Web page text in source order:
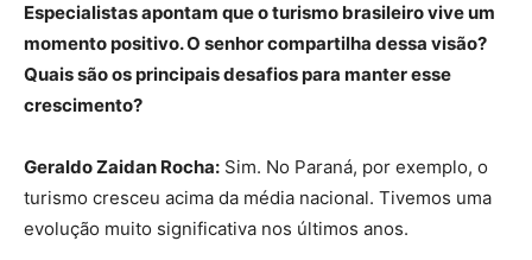
Especialistas apontam que o turismo brasileiro vive um
momento positivo. O senhor compartilha dessa visão?
Quais são os principais desafios para manter esse
crescimento?
Geraldo Zaidan Rocha: Sim. No Paraná, por exemplo, o
turismo cresceu acima da média nacional. Tivemos uma
evolução muito significativa nos últimos anos.